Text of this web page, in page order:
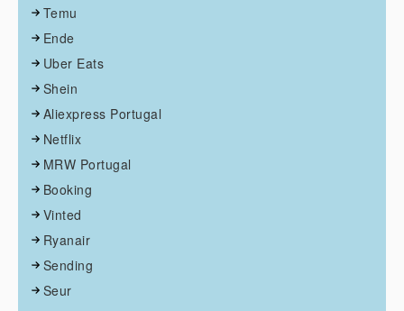
Temu
Ende
Uber Eats
Shein
Aliexpress Portugal
Netflix
MRW Portugal
Booking
Vinted
Ryanair
Sending
Seur